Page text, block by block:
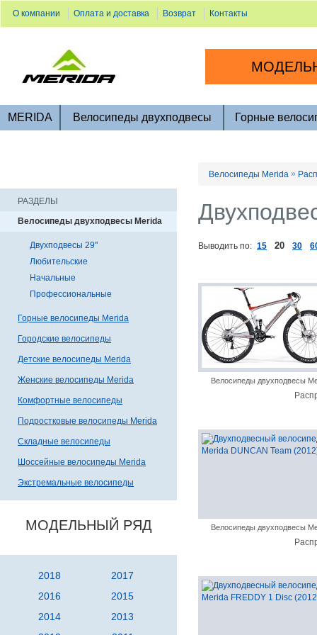
О компании Оплата и доставка Возврат Контакты
MERIDA Велосипеды двухподвесы Горные
РАЗДЕЛЫ
Велосипеды двухподвесы Merida
Двухподвесы 29"
Любительские
Начальные
Профессиональные
Горные велосипеды Merida
Городские велосипеды
Детские велосипеды Merida
Женские велосипеды Merida
Комфортные велосипеды
Подростковые велосипеды Merida
Складные велосипеды
Шоссейные велосипеды Merida
Экстремальные велосипеды
МОДЕЛЬНЫЙ РЯД
2018
2017
2016
2015
2014
2013
Велосипеды Merida »
Выводить по: 15 20 30
Велосипеды двухподвесы
Велосипеды двухподвесы